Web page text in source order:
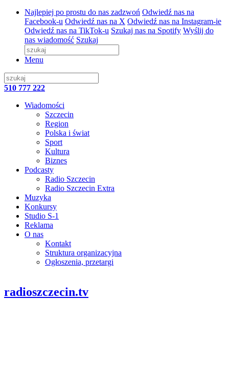
Najlepiej po prostu do nas zadzwoń Odwiedź nas na
Facebook-u Odwiedź nas na X Odwiedź nas na Instagram-ie
Odwiedź nas na TikTok-u Szukaj nas na Spotify Wyślij do
nas wiadomość Szukaj
Menu
510 777 222
Wiadomości
Szczecin
Region
Polska i świat
Sport
Kultura
Biznes
Podcasty
Radio Szczecin
Radio Szczecin Extra
Muzyka
Konkursy
Studio S-1
Reklama
O nas
Kontakt
Struktura organizacyjna
Ogłoszenia, przetargi
radioszczecin.tv